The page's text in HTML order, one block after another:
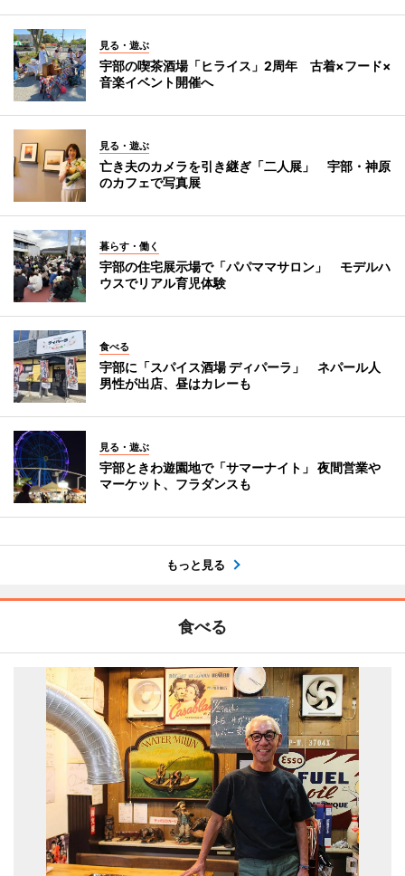
見る・遊ぶ
宇部の喫茶酒場「ヒライス」2周年 古着×フード×
音楽イベント開催へ
見る・遊ぶ
亡き夫のカメラを引き継ぎ「二人展」 宇部・神原
のカフェで写真展
暮らす・働く
宇部の住宅展示場で「パパママサロン」 モデルハ
ウスでリアル育児体験
食べる
宇部に「スパイス酒場 ディパーラ」 ネパール人
男性が出店、昼はカレーも
見る・遊ぶ
宇部ときわ遊園地で「サマーナイト」 夜間営業や
マーケット、フラダンスも
もっと見る
食べる